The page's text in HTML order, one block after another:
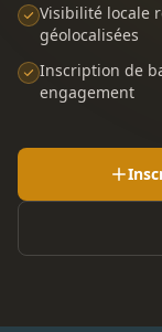
Visibilité locale
géolocalisées
Inscription de
engagement